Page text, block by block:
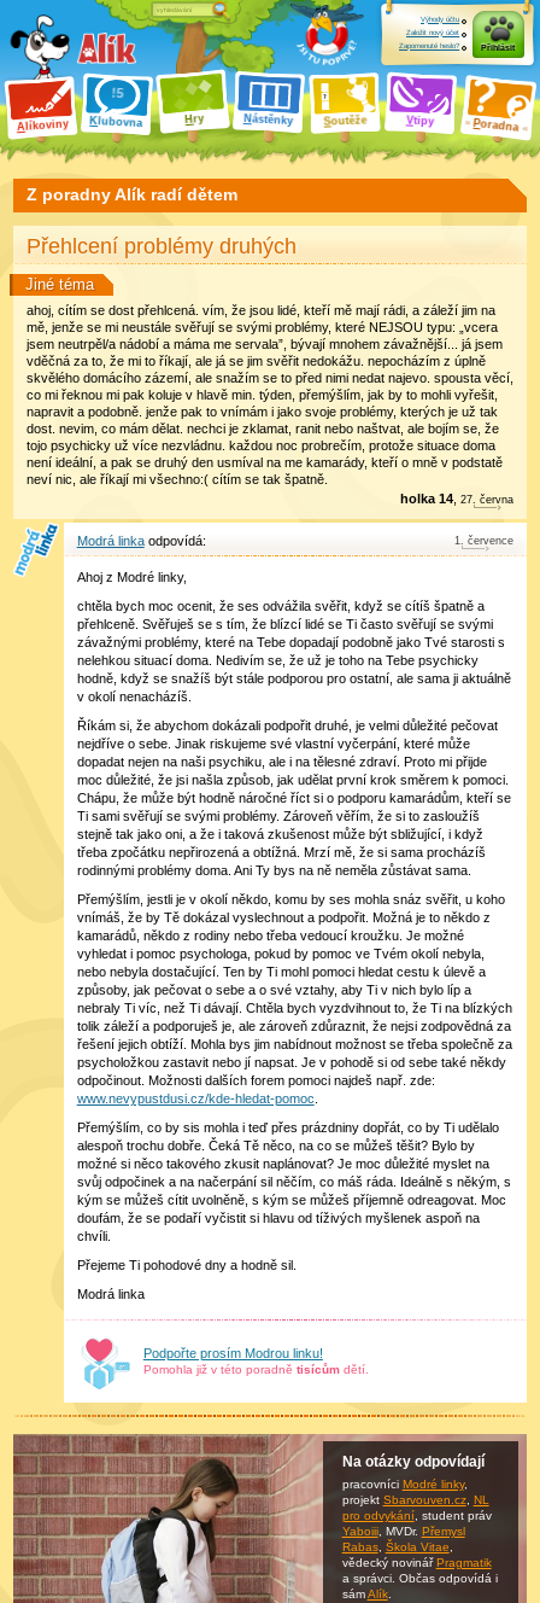
Alíkoviny Klubovna Hry Nástěnky Soutěže Vtipy Poradna
Výhody účtu
Založit nový účet
Zapomenuté heslo?
Přihlásit
Z poradny Alík radí dětem
Přehlcení problémy druhých
Jiné téma
ahoj, cítím se dost přehlcená. vím, že jsou lidé, kteří mě mají rádi, a záleží jim na
mě, jenže se mi neustále svěřují se svými problémy, které NEJSOU typu: „vcera
jsem neutrpěl/a nádobí a máma me servala”, bývají mnohem závažnější... já jsem
vděčná za to, že mi to říkají, ale já se jim svěřit nedokážu. nepocházím z úplně
skvělého domácího zázemí, ale snažím se to před nimi nedat najevo. spousta věcí,
co mi řeknou mi pak koluje v hlavě min. týden, přemýšlím, jak by to mohli vyřešit,
napravit a podobně. jenže pak to vnímám i jako svoje problémy, kterých je už tak
dost. nevim, co mám dělat. nechci je zklamat, ranit nebo naštvat, ale bojím se, že
tojo psychicky už více nezvládnu. každou noc probrečím, protože situace doma
není ideální, a pak se druhý den usmíval na me kamarády, kteří o mně v podstatě
neví nic, ale říkají mi všechno:( cítím se tak špatně.
holka 14,27. června
Modrá linka 1. července
Ahoj z Modré linky,
chtěla bych moc ocenit, že ses odvážila svěřit, když se cítíš špatně a
přehlceně. Svěřuješ se s tím, že blízcí lidé se Ti často svěřují se svými
závažnými problémy, které na Tebe dopadají podobně jako Tvé starosti s
nelehkou situací doma. Nedivím se, že už je toho na Tebe psychicky
hodně, když se snažíš být stále podporou pro ostatní, ale sama ji aktuálně
v okolí nenacházíš.
Říkám si, že abychom dokázali podpořit druhé, je velmi důležité pečovat
nejdříve o sebe. Jinak riskujeme své vlastní vyčerpání, které může
dopadat nejen na naši psychiku, ale i na tělesné zdraví. Proto mi přijde
moc důležité, že jsi našla způsob, jak udělat první krok směrem k pomoci.
Chápu, že může být hodně náročné říct si o podporu kamarádům, kteří se
Ti sami svěřují se svými problémy. Zároveň věřím, že si to zasloužíš
stejně tak jako oni, a že i taková zkušenost může být sbližující, i když
třeba zpočátku nepřirozená a obtížná. Mrzí mě, že si sama procházíš
rodinnými problémy doma. Ani Ty bys na ně neměla zůstávat sama.
Přemýšlím, jestli je v okolí někdo, komu by ses mohla snáz svěřit, u koho
vnímáš, že by Tě dokázal vyslechnout a podpořit. Možná je to někdo z
kamarádů, někdo z rodiny nebo třeba vedoucí kroužku. Je možné
vyhledat i pomoc psychologa, pokud by pomoc ve Tvém okolí nebyla,
nebo nebyla dostačující. Ten by Ti mohl pomoci hledat cestu k úlevě a
způsoby, jak pečovat o sebe a o své vztahy, aby Ti v nich bylo líp a
nebraly Ti víc, než Ti dávají. Chtěla bych vyzdvihnout to, že Ti na blízkých
tolik záleží a podporuješ je, ale zároveň zdůraznit, že nejsi zodpovědná za
řešení jejich obtíží. Mohla bys jim nabídnout možnost se třeba společně za
psycholožkou zastavit nebo jí napsat. Je v pohodě si od sebe také někdy
odpočinout. Možnosti dalších forem pomoci najdeš např. zde:
www.nevypustdusi.cz/kde-hledat-pomoc
Přemýšlím, co by sis mohla i teď přes prázdniny dopřát, co by Ti udělalo
alespoň trochu dobře. Čeká Tě něco, na co se můžeš těšit? Bylo by
možné si něco takového zkusit naplánovat? Je moc důležité myslet na
svůj odpočinek a na načerpání sil něčím, co máš ráda. Ideálně s někým, s
kým se můžeš cítit uvolněně, s kým se můžeš příjemně odreagovat. Moc
doufám, že se podaří vyčistit si hlavu od tíživých myšlenek aspoň na
chvíli.
Přejeme Ti pohodové dny a hodně sil.
Modrá linka
Podpořte prosím Modrou linku!
Pomohla již v této poradně tisícůmdětí.
Na otázky odpovídají
pracovníci Modré linky,
projekt Sbarvouven.cz, NL
pro odvykání, student práv
Yaboiii, MVDr. Přemysl
Rabas, Škola Vitae
vědecký novinářPragmatik
a správci. Občasodpovídá i
sámAlík.